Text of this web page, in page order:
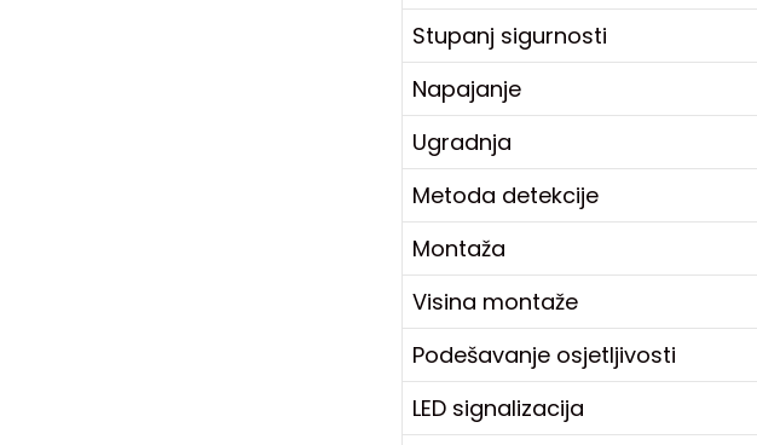
Stupanj sigurnosti
Napajanje
Ugradnja
Metoda detekcije
Montaža
Visina montaže
Podešavanje osjetljivosti
LED signalizacija